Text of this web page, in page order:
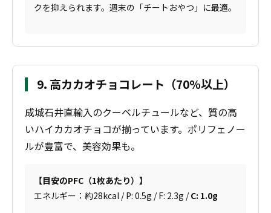
クを抑えられます。週末の「チートおやつ」に最適。
9. 高カカオチョコレート（70%以上）
成城石井直輸入のクーベルチュールなど、質の高
いハイカカオチョコが揃っています。ポリフェノー
ルが豊富で、美容効果も。
【目安のPFC（1枚あたり）】
エネルギー：約28kcal / P: 0.5g / F: 2.3g /C: 1.0g